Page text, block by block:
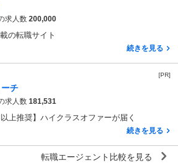
求人数 200,000
の転職サイト
続きを見る
[PR]
チ
求人数 181,531
以上推奨】ハイクラスオファーが届く
続きを見る
転職エージェント比較を見る